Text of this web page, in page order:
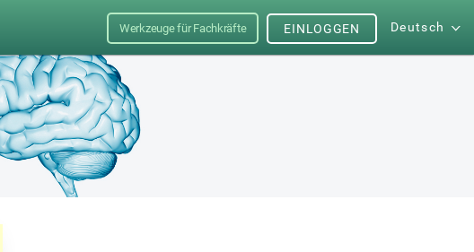
Werkzeuge für Fachkräfte Deutsch
EINLOGGEN